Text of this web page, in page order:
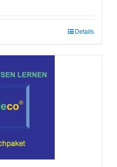
Details